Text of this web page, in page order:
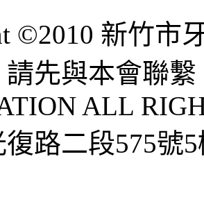
©2010 新竹市
先與本會聯
ALL
路二段575號